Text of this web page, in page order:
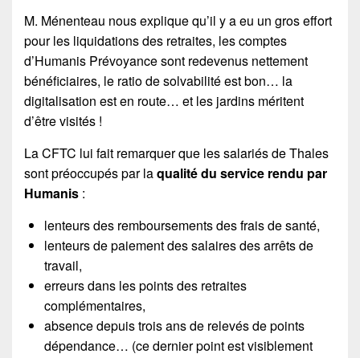
M. Ménenteau nous explique qu’il y a eu un gros effort
pour les liquidations des retraites, les comptes
d’Humanis Prévoyance sont redevenus nettement
bénéficiaires, le ratio de solvabilité est bon… la
digitalisation est en route… et les jardins méritent
d’être visités !
La CFTC lui fait remarquer que les salariés de Thales
sont préoccupés par laqualité du service rendu par
Humanis :
lenteurs des remboursements des frais de santé,
lenteurs de paiement des salaires des arrêts de
travail,
erreurs dans les points des retraites
complémentaires,
absence depuis trois ans de relevés de points
dépendance… (ce dernier point est visiblement